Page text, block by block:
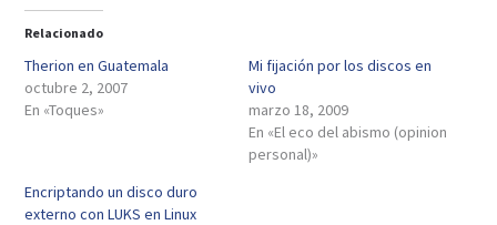
Relacionado
Therion en Guatemala
octubre 2, 2007
En «Toques»
Mi fijación por los discos en
vivo
marzo 18, 2009
En «El eco del abismo (opinion
personal)»
Encriptando un disco duro
externo con LUKS en Linux